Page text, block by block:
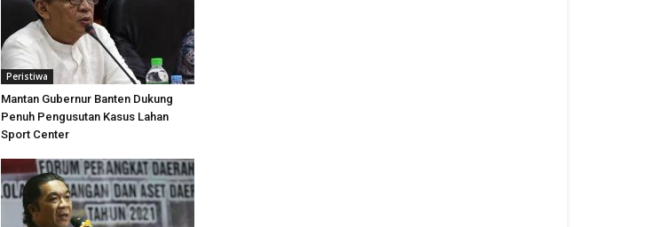
Peristiwa
Mantan Gubernur Banten Dukung
Penuh Pengusutan Kasus Lahan
Sport Center